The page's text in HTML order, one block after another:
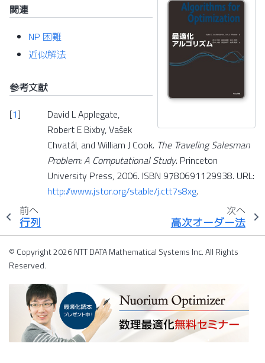
関連
NP 困難
近似解法
参考文献
[1]
David L Applegate,
Robert E Bixby, Vašek
Chvatál, and William J Cook. The Traveling Salesman
Problem: A Computational Study. Princeton
University Press, 2006. ISBN 9780691129938. URL:
http://www.jstor.org/stable/j.ctt7s8xg.
前へ
行列
次へ
高次オーダー法
© Copyright 2026 NTT DATA Mathematical Systems Inc. All Rights
Reserved.